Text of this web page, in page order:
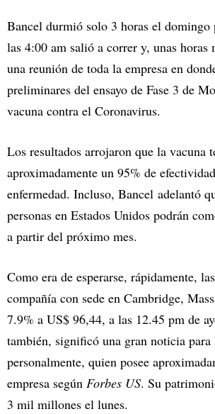
Bancel durmió solo 3 horas el
las 4:00 am salió a correr y, unas horas
una reunión de toda la empresa en
preliminares del ensayo de Fase 3 de
vacuna contra el Coronavirus.
Los resultados arrojaron que la vacuna
aproximadamente un 95% de
enfermedad. Incluso, Bancel adelantó
personas en Estados Unidos podrán
a partir del próximo mes.
Como era de esperarse, rápidamente,
compañía con sede en Cambridge,
7.9% a US$ 96,44, a las 12.45 pm de
también, significó una gran noticia para
personalmente, quien posee
empresa según Forbes US. Su
3 mil millones el lunes.